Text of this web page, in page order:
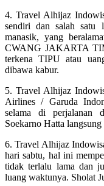
4. Travel Alhijaz
sendiri dan salah satu
manasik, yang
CWANG JAKARTA
terkena TIPU atau
dibawa kabur.
5. Travel Alhijaz
Airlines / Garuda
selama di perjalanan
Soekarno Hatta
6. Travel Alhijaz
hari sabtu, hal ini
tidak terlalu lama dan
luang waktunya. Sholat